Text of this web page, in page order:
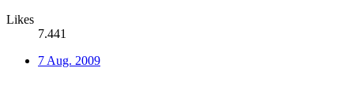
Likes
7.441
7 Aug. 2009